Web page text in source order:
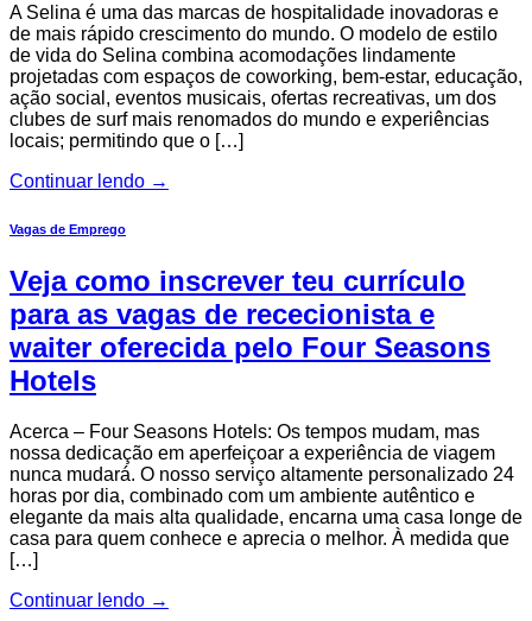
A Selina é uma das marcas de hospitalidade inovadoras e
de mais rápido crescimento do mundo. O modelo de estilo
de vida do Selina combina acomodações lindamente
projetadas com espaços de coworking, bem-estar, educação,
ação social, eventos musicais, ofertas recreativas, um dos
clubes de surf mais renomados do mundo e experiências
locais; permitindo que o […]
Continuar lendo →
Vagas de Emprego
Veja como inscrever teu currículo
para as vagas de rececionista e
waiter oferecida pelo Four Seasons
Hotels
Acerca – Four Seasons Hotels: Os tempos mudam, mas
nossa dedicação em aperfeiçoar a experiência de viagem
nunca mudará. O nosso serviço altamente personalizado 24
horas por dia, combinado com um ambiente autêntico e
elegante da mais alta qualidade, encarna uma casa longe de
casa para quem conhece e aprecia o melhor. À medida que
[…]
Continuar lendo →